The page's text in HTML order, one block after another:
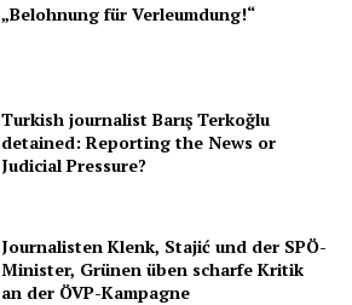
„Belohnung für Verleumdung!“
Turkish journalist Barış Terkoğlu
detained: Reporting the News or
Judicial Pressure?
Journalisten Klenk, Stajić und der SPÖ-
Minister, Grünen üben scharfe Kritik
an der ÖVP-Kampagne